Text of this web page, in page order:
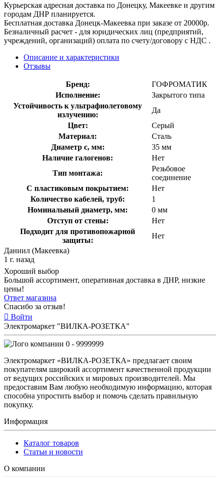
Курьерская адресная доставка по Донецку, Макеевке и другим
городам ДНР планируется.
Бесплатная доставка Донецк-Макеевка при заказе от 20000р.
Безналичный расчет - для юридических лиц (предприятий,
учреждений, организаций) оплата по счету/договору с НДС .
Описание и характеристики
Отзывы
Бренд:
ГОФРОМАТИК
Исполнение:
Закрытого типа
Устойчивость к ультрафиолетовому
излучению:
Да
Цвет:
Серый
Материал:
Сталь
Диаметр с, мм:
35 мм
Наличие галогенов:
Нет
Тип монтажа:
Резьбовое
соединение
С пластиковым покрытием:
Нет
Количество кабелей, труб:
1
Номинальный диаметр, мм:
0 мм
Отступ от стены:
Нет
Подходит для противопожарной
защиты:
Нет
Даниил (Макеевка)
1 г. назад
Хороший выбор
Большой ассортимент, оперативная доставка в ДНР, низкие
цены!
Ответ магазина
Спасибо за отзыв!
Войти
Электромаркет "ВИЛКА-РОЗЕТКА"
0 - 9999999
Электромаркет «ВИЛКА-РОЗЕТКА» предлагает своим
покупателям широкий ассортимент качественной продукции
от ведущих российских и мировых производителей. Мы
предоставим Вам любую необходимую информацию, которая
способна упростить выбор и помочь сделать правильную
покупку.
Информация
Каталог товаров
Статьи и новости
О компании